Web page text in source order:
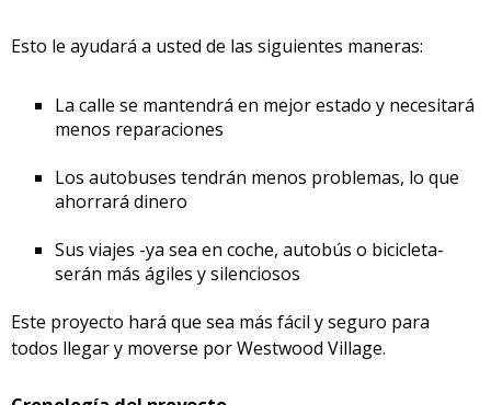
Esto le ayudará a usted de las siguientes maneras:
La calle se mantendrá en mejor estado y necesitará
menos reparaciones
Los autobuses tendrán menos problemas, lo que
ahorrará dinero
Sus viajes -ya sea en coche, autobús o bicicleta-
serán más ágiles y silenciosos
Este proyecto hará que sea más fácil y seguro para
todos llegar y moverse por Westwood Village.